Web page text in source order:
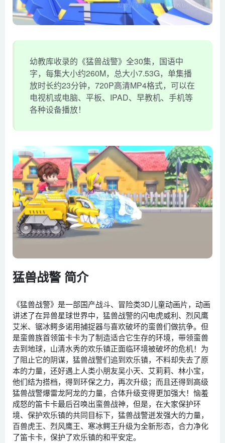
幼教库收录的《猛兽战警》全30集，国语中
字，每集大小约260M，总大小7.53G，单集播
放时长约23分钟，720P高清MP4格式，可以在
电视机或电脑、平板、IPAD、早教机、手机等
各种设备播放！
猛兽战警 简介
《猛兽战警》是一部国产战斗、冒险类3D儿童动画片，动画
讲述了在异兽星球世界中，猛兽战警的闪电虎威利、烈风鹰
艾米、锯冰鳄多诺用捕捉器与喜欢破坏的蛮兽们做抗争。但
是蛮兽族首领笛卡卡为了制造适合它生存的环境，带领蛮兽
去到地球，山清水秀的欢乐镇正面临环境被破坏的危机！为
了阻止它的阴谋，猛兽战警们追到欢乐镇，不料却失去了原
本的力量，还好遇上人类小朋友吴小天、艾莉莉、林小宝，
他们结为搭档，得到环保之力，再次升级；而且还得到高级
猛兽战警爆雷龙阿龙的力量，合体升级变得更加强大！恼羞
成怒的笛卡卡最后召唤出蛮兽战神，但是，在大家保护环
境、保护欢乐镇的共同目标下，猛兽战警迸发强大的力量，
百兽虎王、烈风鹰王、寒冰鳄王升级为全新形态，合力净化
了笛卡卡，保护了欢乐镇的和平安定。